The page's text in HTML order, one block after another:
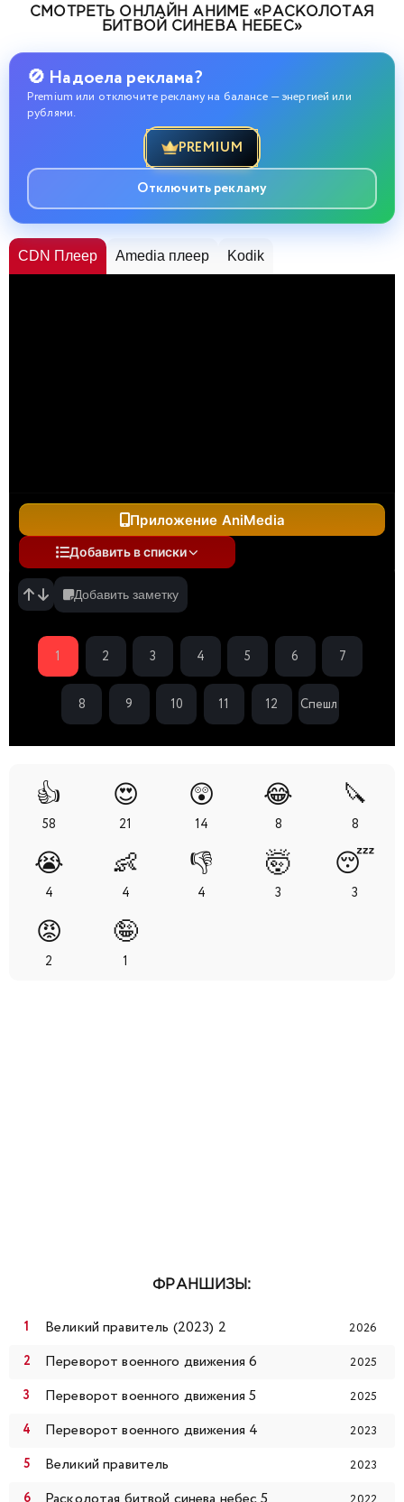
СМОТРЕТЬ ОНЛАЙН АНИМЕ «РАСКОЛОТАЯ
БИТВОЙ СИНЕВА НЕБЕС»
🚫 Надоела реклама?
Premium или отключите рекламу на балансе — энергией или
рублями.
PREMIUM
Отключить рекламу
CDN Плеер Amedia плеер Kodik
Приложение AniMedia
Добавить в списки
Добавить заметку
1 2 3 4 5 6 7
8 9 10 11 12 Спешл
👍
58
😍
21
😲
14
😂
8
🔪
8
😭
4
👶
4
👎
4
🤯
3
😴
3
😡
2
🤪
1
ФРАНШИЗЫ:
Великий правитель (2023) 2 2026
Переворот военного движения 6 2025
Переворот военного движения 5 2025
Переворот военного движения 4 2023
Великий правитель 2023